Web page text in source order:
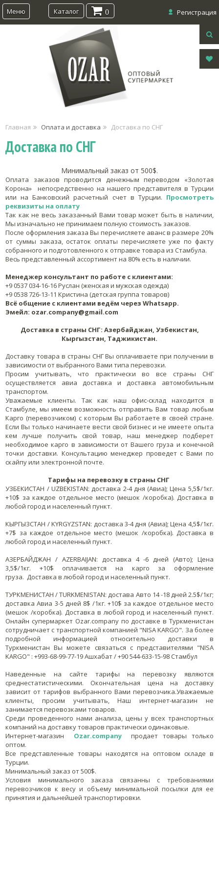
Меню Регистрация
Каталог 0
Главная Оплата и доставка Доставка по СНГ
Доставка по СНГ
Минимальный заказ от 500$.
Оплата заказов проводится денежным переводом «Золотая
Корона» непосредственно на нашего представителя в Турции
или на Банковский расчетный счет в Турции. Просмотреть
реквизиты на оплату
Так как не весь заказанный Вами товар может быть в наличии,
Мы изначально не принимаем полную стоимость заказов.
После оформления заказа Вы перечисляете аванс в размере 20%
от суммы заказа, остаток оплаты перечисляете уже по факту
собранного и подготовленного к отправке товара из Стамбула.
Весь представленный ассортимент на 80% есть в наличии.
Менеджер консультант по работе с клиентами:
+9 0537 034-16-16 Руслан (женская и мужская одежда)
+9 0538 726-13-11 Кристина (детская группа товаров)
Всё общение с клиентами ведём через Whatsapp.
Эмейл: ozar.company@gmail.com
Доставка в страны СНГ: Азербайджан, Узбекистан,
Кыргызстан, Таджикистан.
Доставку товара в страны СНГ Вы оплачиваете при получении в
зависимости от выбранного Вами типа перевозки.
Просим учитывать, что практически во все страны СНГ
осуществляется авиа доставка и доставка автомобильным
транспортом.
Уважаемые клиенты. Так как наш офис-склад находится в
Стамбуле, мы имеем возможность отправить Вам товар любым
Карго (перевозчиком) с которым Вы работаете в своей стране.
Если Вы только начинаете вести свой бизнес и не имеете опыта
кем лучше получить свой товар, наш менеджер подберет
необходимое карго в зависимости от Вашего груза и конечной
точки доставки. Консультацию менеджер проведет с Вами по
скайпу или электронной почте.
Тарифы на перевозку в страны СНГ
УЗБЕКИСТАН / UZBEKISTAN: доставка 2-4 дня (Авиа); Цена 5,5$/1кг.
+10$ за каждое отдельное место (мешок /коробка). Доставка в
любой город и населенный пункт.
КЫРГЫЗСТАН / KYRGYZSTAN: доставка 3-4 дня (Авиа); Цена 4,5$/1кг.
+7$ за каждое отдельное место (мешок /коробка). Доставка в
любой город и населенный пункт.
АЗЕРБАЙДЖАН / AZERBAIJAN: доставка 4 -6 дней (Авто); Цена
3,5$/1кг. +10$ оплачивается на карго за оформление
груза. Доставка в любой город и населенный пункт.
ТУРКМЕНИСТАН / TURKMENISTAN: достава Авто 14 -18 дней 2.5$/1кг;
доставка Авиа 3-5 дней 8$ /1кг. +10$ за каждое отдельное место
(мешок /коробка). Доставка в любой город и населенный пункт.
Онлайн супермаркет Ozar.company по доставке в Туркменистан
сотрудничает с транспортной компанией "NISA KARGO". За более
подробной информацией относительно доставки в
Туркменистан Вы можете связаться с представителями "NISA
KARGO" : +993-68-99-77-19 Ашхабат / +90 544-633-15-98 Стамбул
Наведенные на сайте тарифы на перевозку являются
среднестатистическими. Окончательная цена на доставку
зависит от тарифов выбранного Вами перевозчика.Уважаемые
клиенты, просим учитывать, Наш интернет-магазин не
занимается перевозками товаров.
Среди проведенного нами анализа, цены у всех транспортных
компаний на доставку товаров практически одинаковые.
Интернет-магазин Ozar.companyпродает товары только
оптом.
Все представленные товары находятся на оптовом складе в
Турции.
Минимальный заказ от 500$.
Условия минимального заказа связанны с требованиями
перевозчиков к весу и объему минимальной посылки для ее
принятия и дальнейшей транспортировки.